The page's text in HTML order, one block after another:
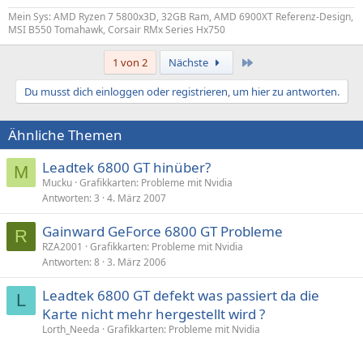
Mein Sys: AMD Ryzen 7 5800x3D, 32GB Ram, AMD 6900XT Referenz-Design,
MSI B550 Tomahawk, Corsair RMx Series Hx750
1 von 2 Nächste
Du musst dich einloggen oder registrieren, um hier zu antworten.
Ähnliche Themen
M Leadtek 6800 GT hinüber?
Mucku Grafikkarten: Probleme mit Nvidia
Antworten 3 4. März 2007
R Gainward GeForce 6800 GT Probleme
RZA2001
Grafikkarten: Probleme mit Nvidia
Antworten 8 3. März 2006
L
Leadtek 6800 GT defekt was passiert da die
Karte nicht mehr hergestellt wird ?
Lorth_Needa Grafikkarten: Probleme mit Nvidia